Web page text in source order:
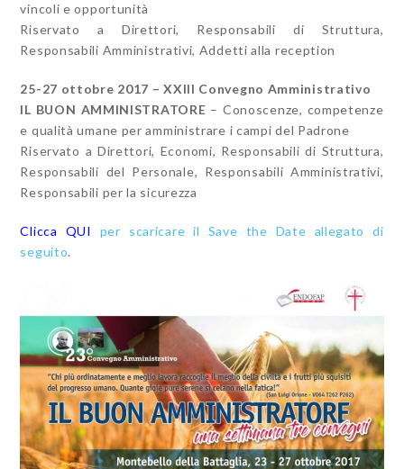
vincoli e opportunità
Riservato a Direttori, Responsabili di Struttura,
Responsabili Amministrativi, Addetti alla reception
25-27 ottobre 2017 – XXIII Convegno Amministrativo
IL BUON AMMINISTRATORE – Conoscenze, competenze
e qualità umane per amministrare i campi del Padrone
Riservato a Direttori, Economi, Responsabili di Struttura,
Responsabili del Personale, Responsabili Amministrativi,
Responsabili per la sicurezza
Clicca QUI
per scaricare il Save the Date allegato di
seguito.